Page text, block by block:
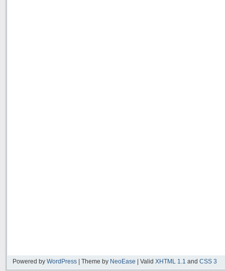
Powered by WordPress | Theme by NeoEase | Valid XHTML 1.1 and CSS 3